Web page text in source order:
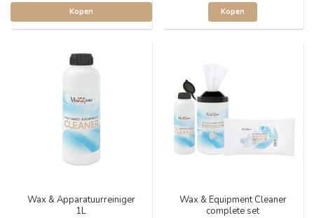
Kopen Kopen
Wax & Apparatuurreiniger
1L
Wax & Equipment Cleaner
complete set